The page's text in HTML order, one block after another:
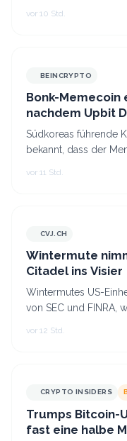
Bitcoin-Kurs-
vor 10 Std.
BEINCRYPTO
Bonk-
nachdem Upbit
ankündigt
Südkoreas führende
bekannt, dass der
vor 11 Std.
CVJ.CHCVJ.CH
Wintermute
Citadel ins Visier
Wintermutes US-
von SEC und FINRA,
vor 12 Std.
CRYPTO INSIDERS
Trumps Bitcoin-
fast eine halbe